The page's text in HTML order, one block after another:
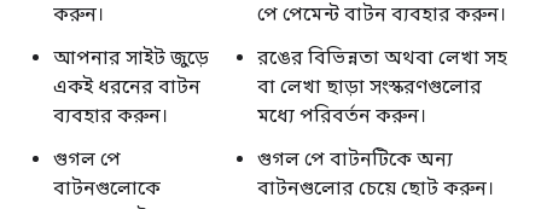
করুন।
আপনার সাইট জুড়ে
একই ধরনের বাটন
ব্যবহার করুন।
গুগল পে
বাটনগুলোকে
পে পেমেন্ট বাটন ব্যবহার করুন।
রঙের বিভিন্নতা অথবা লেখা সহ
বা লেখা ছাড়া সংস্করণগুলোর
মধ্যে পরিবর্তন করুন।
গুগল পে বাটনটিকে অন্য
বাটনগুলোর চেয়ে ছোট করুন।